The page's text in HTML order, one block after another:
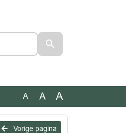
A A A
Vorige pagina